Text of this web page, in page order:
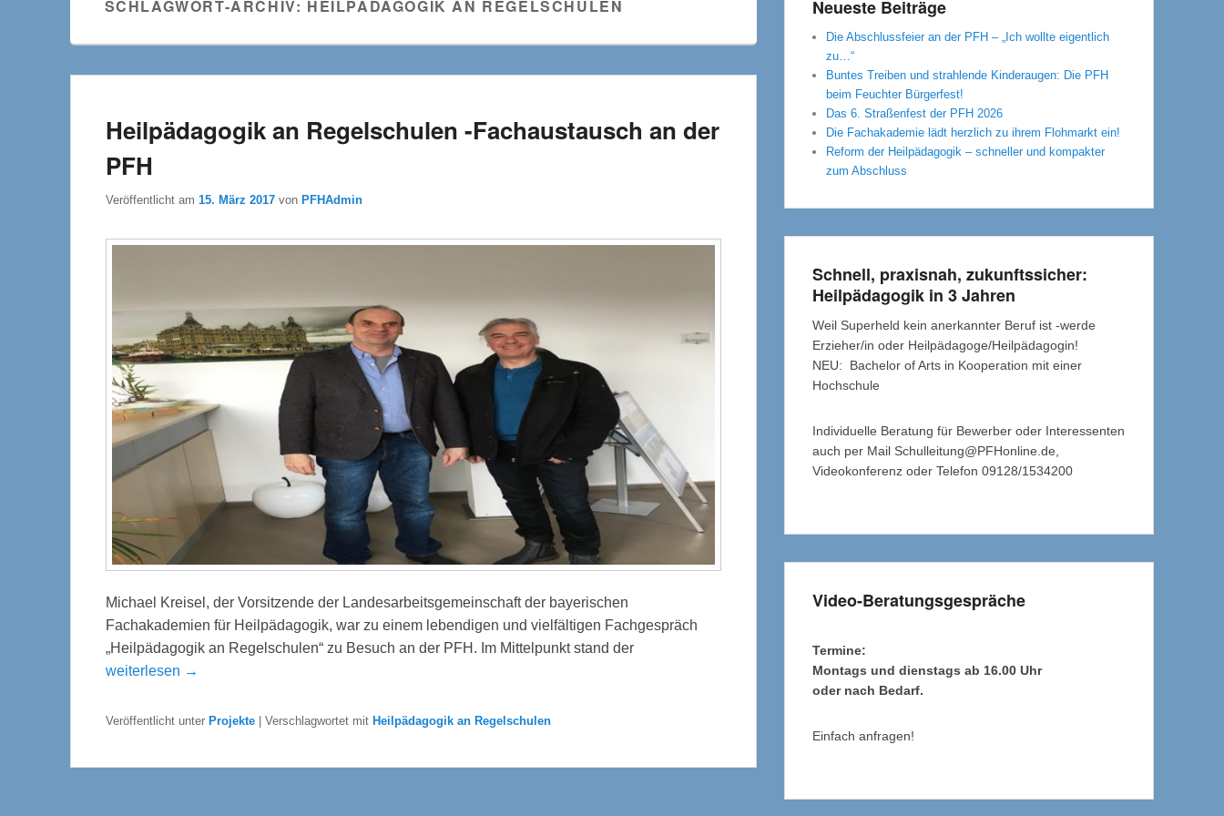
SCHLAGWORT-ARCHIV: HEILPÄDAGOGIK AN REGELSCHULEN
Heilpädagogik an Regelschulen -Fachaustausch an der
PFH
Veröffentlicht am 15. März 2017 von PFHAdmin
Michael Kreisel, der Vorsitzende der Landesarbeitsgemeinschaft der bayerischen
Fachakademien für Heilpädagogik, war zu einem lebendigen und vielfältigen Fachgespräch
„Heilpädagogik an Regelschulen“ zu Besuch an der PFH. Im Mittelpunkt stand der
weiterlesen →
Veröffentlicht unter Projekte Verschlagwortet mit Heilpädagogik an Regelschulen
Neueste Beiträge
Die Abschlussfeier an der PFH – „Ich wollte eigentlich
zu…“
Buntes Treiben und strahlende Kinderaugen: Die PFH
beim Feuchter Bürgerfest!
Das 6. Straßenfest der PFH 2026
Die Fachakademie lädt herzlich zu ihrem Flohmarkt ein!
Reform der Heilpädagogik – schneller und kompakter
zum Abschluss
Schnell, praxisnah, zukunftssicher:
Heilpädagogik in 3 Jahren
Weil Superheld kein anerkannter Beruf ist -werde
Erzieher/in oder Heilpädagoge/Heilpädagogin!
NEU: Bachelor of Arts in Kooperation mit einer
Hochschule
Individuelle Beratung für Bewerber oder Interessenten
auch per Mail Schulleitung@PFHonline.de,
Videokonferenz oder Telefon 09128/1534200
Video-Beratungsgespräche
Termine:
Montags und dienstags ab 16.00 Uhr
oder nach Bedarf.
Einfach anfragen!